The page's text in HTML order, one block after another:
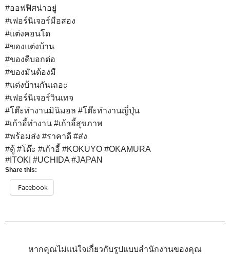
#ออฟฟิศน่าอยู่
#เฟอร์นิเจอร์มือสอง
#แต่งคอนโด
#ของแต่งบ้าน
#ของดีบอกต่อ
#ของมันต้องมี
#แต่งบ้านกันเถอะ
#เฟอร์นิเจอร์วินเทจ
#โต๊ะทำงานมินิมอล #โต๊ะทำงานญี่ปุ่น
#เก้าอี้ทำงาน #เก้าอี้สุขภาพ
#พร้อมส่ง #ราคาดี #ส่ง
#ตู้ #โต๊ะ #เก้าอี้ #KOKUYO #OKAMURA
#ITOKI #UCHIDA #JAPAN
Share this:
Facebook
หากคุณไม่แน่ใจเกี่ยวกับรูปแบบสำนักงานของคุณ